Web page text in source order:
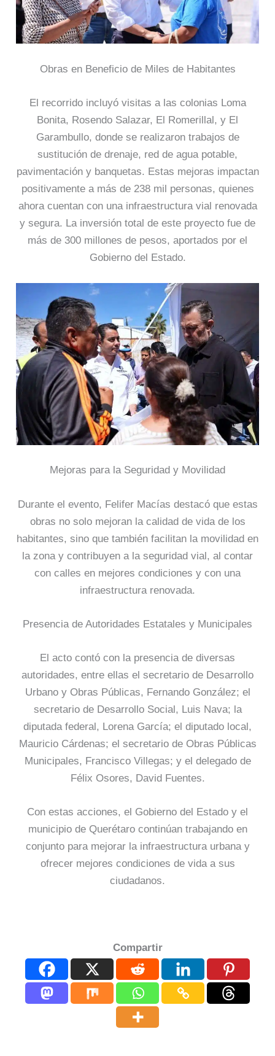
Obras en Beneficio de Miles de Habitantes
El recorrido incluyó visitas a las colonias Loma
Bonita, Rosendo Salazar, El Romerillal, y El
Garambullo, donde se realizaron trabajos de
sustitución de drenaje, red de agua potable,
pavimentación y banquetas. Estas mejoras impactan
positivamente a más de 238 mil personas, quienes
ahora cuentan con una infraestructura vial renovada
y segura. La inversión total de este proyecto fue de
más de 300 millones de pesos, aportados por el
Gobierno del Estado.
Mejoras para la Seguridad y Movilidad
Durante el evento, Felifer Macías destacó que estas
obras no solo mejoran la calidad de vida de los
habitantes, sino que también facilitan la movilidad en
la zona y contribuyen a la seguridad vial, al contar
con calles en mejores condiciones y con una
infraestructura renovada.
Presencia de Autoridades Estatales y Municipales
El acto contó con la presencia de diversas
autoridades, entre ellas el secretario de Desarrollo
Urbano y Obras Públicas, Fernando González; el
secretario de Desarrollo Social, Luis Nava; la
diputada federal, Lorena García; el diputado local,
Mauricio Cárdenas; el secretario de Obras Públicas
Municipales, Francisco Villegas; y el delegado de
Félix Osores, David Fuentes.
Con estas acciones, el Gobierno del Estado y el
municipio de Querétaro continúan trabajando en
conjunto para mejorar la infraestructura urbana y
ofrecer mejores condiciones de vida a sus
ciudadanos.
Compartir